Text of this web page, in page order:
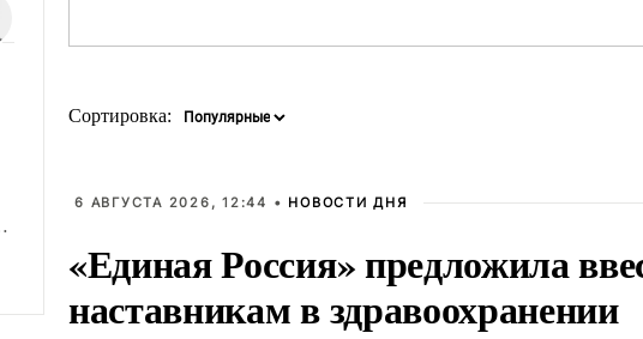
Сортировка:
6 АВГУСТА 2026, 12:44 • НОВОСТИ ДНЯ
«Единая Россия» предложила
наставникам в здравоохранении